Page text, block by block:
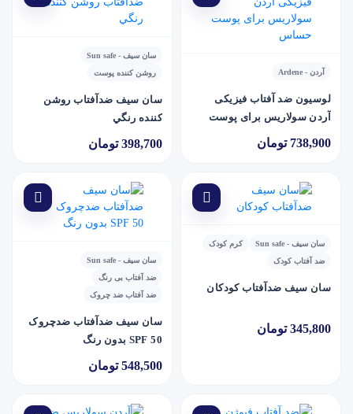
آردن - Ardene
لوسیون ضد آفتاب فیزیکی
آردن سولاریس برای پوست
738,900 تومان
سان سیف - Sun safe
روشن کننده پوست
سان سيف ضدآفتاب روشن
کننده رنگي
398,700 تومان
سان سیف - Sun safe
کرم کودک
ضد آفتاب کودک
سان سيف ضدآفتاب کودکان
345,800 تومان
سان سیف - Sun safe
ضد آفتاب بی رنگ
ضد آفتاب ضد چروک
سان سيف ضدآفتاب ضدچروک
SPF 50 بدون رنگ
548,500 تومان